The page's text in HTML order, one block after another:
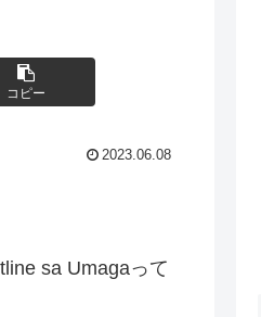
コピー
2023.06.08
sa Umagaって